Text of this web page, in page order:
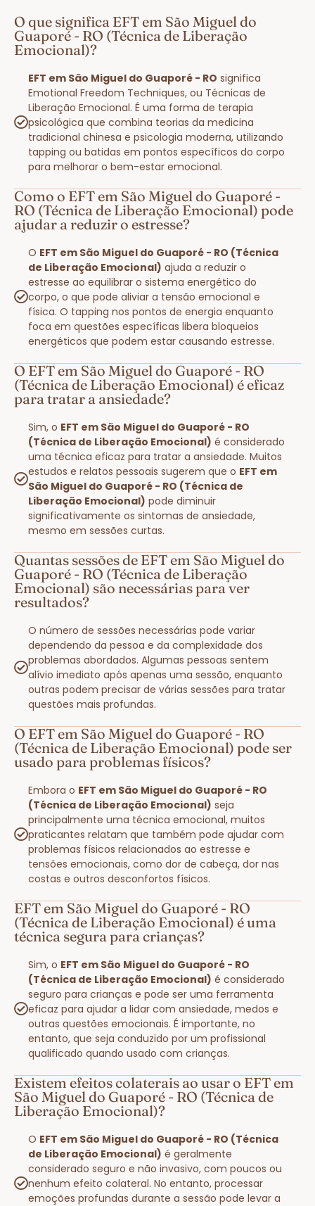
O que significa EFT em São Miguel do
Guaporé - RO (Técnica de Liberação
Emocional)?
EFT em São Miguel do Guaporé - RO significa
Emotional Freedom Techniques, ou Técnicas de
Liberação Emocional. É uma forma de terapia
psicológica que combina teorias da medicina
tradicional chinesa e psicologia moderna, utilizando
tapping ou batidas em pontos específicos do corpo
para melhorar o bem-estar emocional.
Como o EFT em São Miguel do Guaporé -
RO (Técnica de Liberação Emocional) pode
ajudar a reduzir o estresse?
O EFT em São Miguel do Guaporé - RO (Técnica
de Liberação Emocional) ajuda a reduzir o
estresse ao equilibrar o sistema energético do
corpo, o que pode aliviar a tensão emocional e
física. O tapping nos pontos de energia enquanto
foca em questões específicas libera bloqueios
energéticos que podem estar causando estresse.
O EFT em São Miguel do Guaporé - RO
(Técnica de Liberação Emocional) é eficaz
para tratar a ansiedade?
Sim, o EFT em São Miguel do Guaporé - RO
(Técnica de Liberação Emocional) é considerado
uma técnica eficaz para tratar a ansiedade. Muitos
estudos e relatos pessoais sugerem que o EFT em
São Miguel do Guaporé - RO (Técnica de
Liberação Emocional) pode diminuir
significativamente os sintomas de ansiedade,
mesmo em sessões curtas.
Quantas sessões de EFT em São Miguel do
Guaporé - RO (Técnica de Liberação
Emocional) são necessárias para ver
resultados?
O número de sessões necessárias pode variar
dependendo da pessoa e da complexidade dos
problemas abordados. Algumas pessoas sentem
alívio imediato após apenas uma sessão, enquanto
outras podem precisar de várias sessões para tratar
questões mais profundas.
O EFT em São Miguel do Guaporé - RO
(Técnica de Liberação Emocional) pode ser
usado para problemas físicos?
Embora o EFT em São Miguel do Guaporé - RO
(Técnica de Liberação Emocional) seja
principalmente uma técnica emocional, muitos
praticantes relatam que também pode ajudar com
problemas físicos relacionados ao estresse e
tensões emocionais, como dor de cabeça, dor nas
costas e outros desconfortos físicos.
EFT em São Miguel do Guaporé - RO
(Técnica de Liberação Emocional) é uma
técnica segura para crianças?
Sim, o EFT em São Miguel do Guaporé - RO
(Técnica de Liberação Emocional) é considerado
seguro para crianças e pode ser uma ferramenta
eficaz para ajudar a lidar com ansiedade, medos e
outras questões emocionais. É importante, no
entanto, que seja conduzido por um profissional
qualificado quando usado com crianças.
Existem efeitos colaterais ao usar o EFT em
São Miguel do Guaporé - RO (Técnica de
Liberação Emocional)?
O EFT em São Miguel do Guaporé - RO (Técnica
de Liberação Emocional) é geralmente
considerado seguro e não invasivo, com poucos ou
nenhum efeito colateral. No entanto, processar
emoções profundas durante a sessão pode levar a